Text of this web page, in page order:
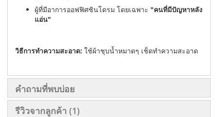
ผู้ที่มีอาการออฟฟิศซินโดรม โดยเฉพาะ "คนที่มีปัญหาหลัง
แอ่น"
วิธีการทำความสะอาด: ใช้ผ้าชุบน้ำหมาดๆ เช็ดทำความสะอาด
คำถามที่พบบ่อย
รีวิวจากลูกค้า 1